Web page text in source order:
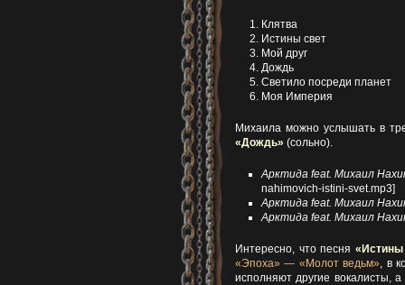
Клятва
Истины свет
Мой друг
Дождь
Светило посреди планет
Моя Империя
Михаила можно услышать в
«Дождь» (сольно).
Арктида feat. Михаил
nahimovich-istini-svet.mp3]
Арктида feat. Михаил
Арктида feat. Михаил
Интересно, что песня«Истины
«Эпоха» — «Молот ведьм» , в
исполняют другие вокалисты,